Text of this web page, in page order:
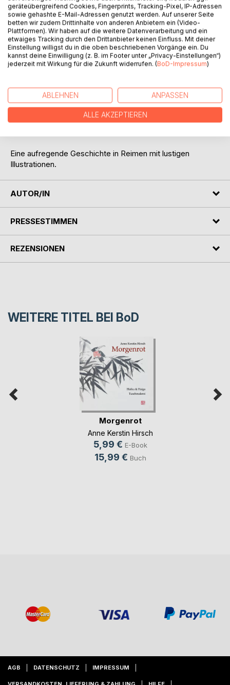
BESCHREIBUNG
Der kleine Koch hat vergessen, dass Freundin Dörte zum
Abendessen kommt. Es bleibt ihm nicht mehr viel Zeit, um
etwas Leckeres zuzubereiten. Ein Rezept muss her, das
schnell geht und die Zutaten müssen besorgt werden.
Eine aufregende Geschichte in Reimen mit lustigen
Illustrationen.
AUTOR/IN
PRESSESTIMMEN
REZENSIONEN
WEITERE TITEL BEI BoD
Morgenrot
Anne Kerstin Hirsch
5,99 € E-Book
15,99 € Buch
AGB DATENSCHUTZ IMPRESSUM
geräteübergreifend Cookies, Fingerprints, Tracking-Pixel, IP-Adressen
sowie gehashte E-Mail-Adressen genutzt werden. Auf unserer Seite
betten wir zudem Drittinhalte von anderen Anbietern ein (Video-
Plattformen). Wir haben auf die weitere Datenverarbeitung und ein
etwaiges Tracking durch den Drittanbieter keinen Einfluss. Mit deiner
Einstellung willigst du in die oben beschriebenen Vorgänge ein. Du
kannst deine Einwilligung (z. B. im Footer unter „Privacy-Einstellungen“)
jederzeit mit Wirkung für die Zukunft widerrufen. (BoD-Impressum)
ABLEHNEN ANPASSEN
ALLE AKZEPTIEREN